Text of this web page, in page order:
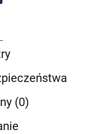
(0)